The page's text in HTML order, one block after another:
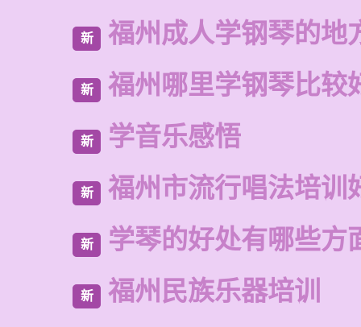
新 福州成人学钢琴的地
新 福州哪里学钢琴比较
新 学音乐感悟
新 福州市流行唱法培训
新 学琴的好处有哪些方
新 福州民族乐器培训